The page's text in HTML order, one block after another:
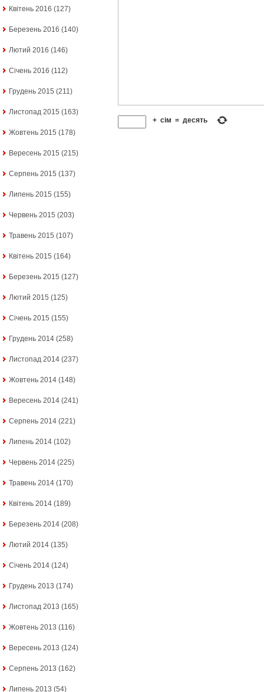
Квітень 2016 (127)
Березень 2016 (140)
Лютий 2016 (146)
Січень 2016 (112)
Грудень 2015 (211)
Листопад 2015 (163)
Жовтень 2015 (178)
Вересень 2015 (215)
Серпень 2015 (137)
Липень 2015 (155)
Червень 2015 (203)
Травень 2015 (107)
Квітень 2015 (164)
Березень 2015 (127)
Лютий 2015 (125)
Січень 2015 (155)
Грудень 2014 (258)
Листопад 2014 (237)
Жовтень 2014 (148)
Вересень 2014 (241)
Серпень 2014 (221)
Липень 2014 (102)
Червень 2014 (225)
Травень 2014 (170)
Квітень 2014 (189)
Березень 2014 (208)
Лютий 2014 (135)
Січень 2014 (124)
Грудень 2013 (174)
Листопад 2013 (165)
Жовтень 2013 (116)
Вересень 2013 (124)
Серпень 2013 (162)
Липень 2013 (54)
+ сім = десять